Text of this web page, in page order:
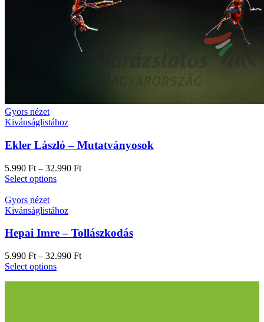
Gyors nézet
Kivánságlistához
Ekler László – Mutatványosok
5.990 Ft – 32.990 Ft
Select options
Gyors nézet
Kivánságlistához
Hepai Imre – Tollászkodás
5.990 Ft – 32.990 Ft
Select options